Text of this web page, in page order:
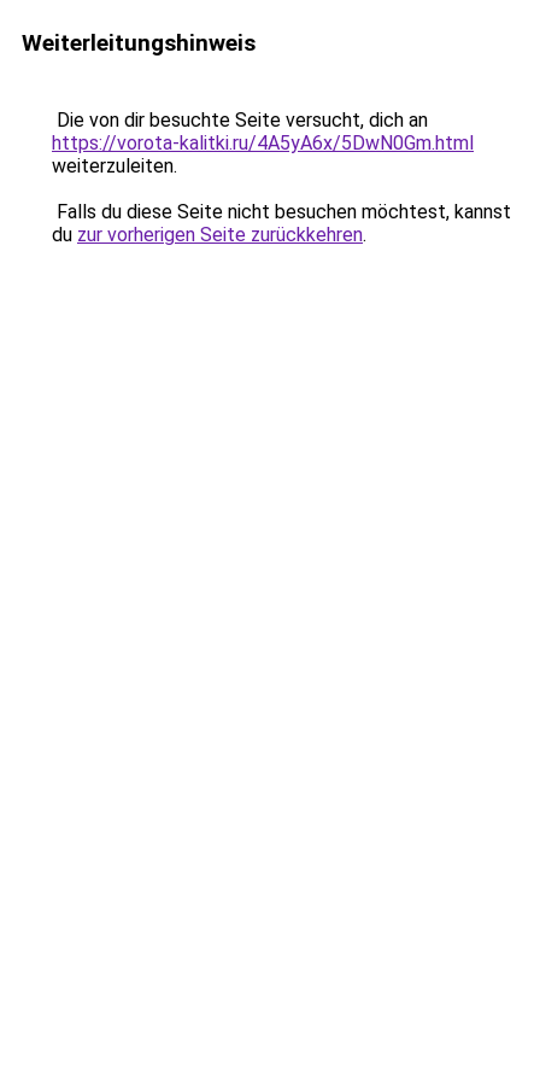
Weiterleitungshinweis
Die von dir besuchte Seite versucht, dich an
https://vorota-kalitki.ru/4A5yA6x/5DwN0Gm.html
weiterzuleiten.
Falls du diese Seite nicht besuchen möchtest, kannst
du zur vorherigen Seite zurückkehren.